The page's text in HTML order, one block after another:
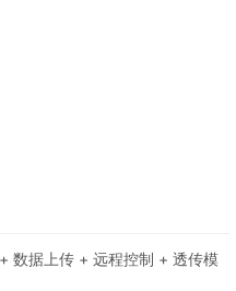
数据上传 + 远程控制 + 透传模